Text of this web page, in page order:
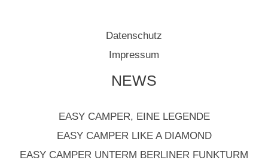
Datenschutz
Impressum
NEWS
EASY CAMPER, EINE LEGENDE
EASY CAMPER LIKE A DIAMOND
EASY CAMPER UNTERM BERLINER FUNKTURM